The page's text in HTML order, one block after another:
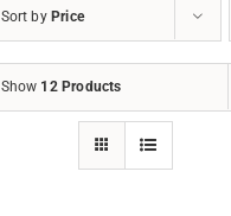
Sort by Price
Show 12 Products